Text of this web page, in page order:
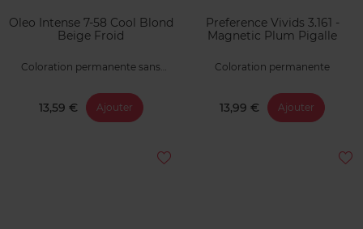
Oleo Intense 7-58 Cool Blond
Beige Froid
Coloration permanente sans
13,59 € Ajouter
Preference Vivids 3.161 -
Magnetic Plum Pigalle
Coloration permanente
13,99 € Ajouter